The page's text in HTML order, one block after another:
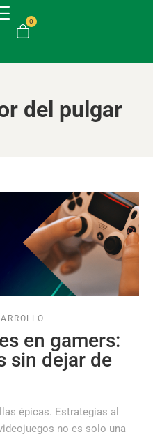
0
del pulgar
en gamers:
sin dejar de
épicas. Estrategias al
no es solo una